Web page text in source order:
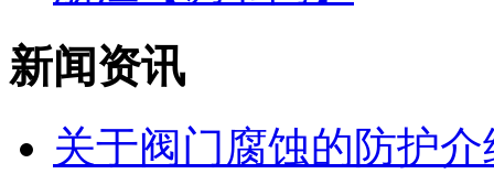
新闻资讯
关于阀门腐蚀的防护介